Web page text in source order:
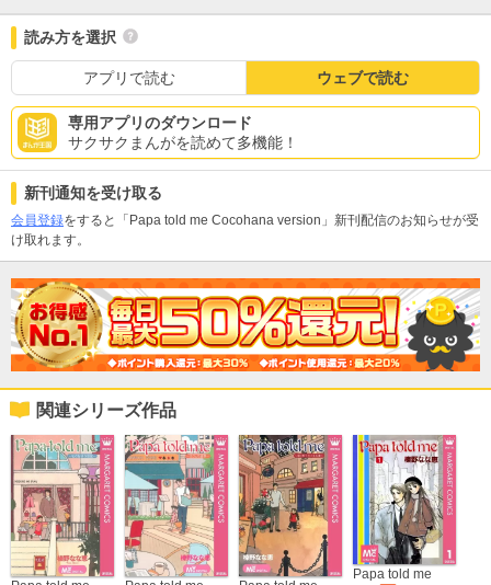
読み方を選択
アプリで読む ウェブで読む
専用アプリのダウンロード
サクサクまんがを読めて多機能！
新刊通知を受け取る
会員登録をすると「Papa told me Cocohana version」新刊配信のお知らせが受
け取れます。
関連シリーズ作品
Papa told me